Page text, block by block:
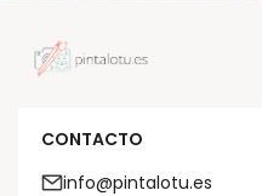
CONTACTO
info@pintalotu.es